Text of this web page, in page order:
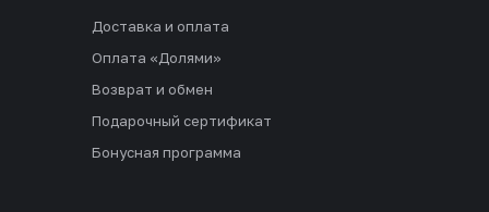
Доставка и оплата
Оплата «Долями»
Возврат и обмен
Подарочный сертификат
Бонусная программа